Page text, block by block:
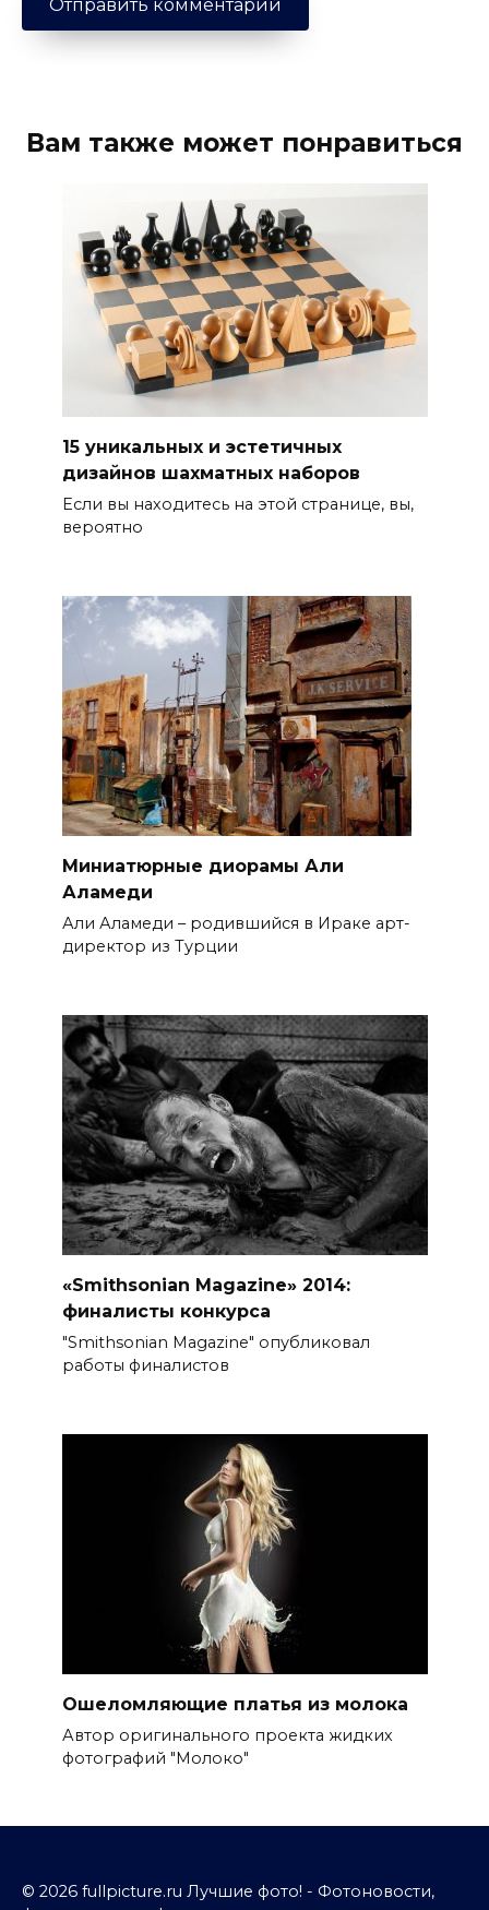
Вам также может понравиться
15 уникальных и эстетичных
дизайнов шахматных наборов
Если вы находитесь на этой странице, вы,
вероятно
Миниатюрные диорамы Али
Аламеди
Али Аламеди – родившийся в Ираке арт-
директор из Турции
«Smithsonian Magazine» 2014:
финалисты конкурса
"Smithsonian Magazine" опубликовал
работы финалистов
Ошеломляющие платья из молока
Автор оригинального проекта жидких
фотографий "Молоко"
© 2026 fullpicture.ru Лучшие фото! - Фотоновости,